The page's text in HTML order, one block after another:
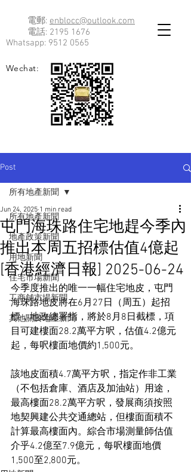
電郵: enblocc@outlook.com
電話: 2195 1676
Whatsapp: 9512 0565
Wechat:
Post
所有地產新聞
地產政策新聞
用地新聞
住宅市場新聞
工商舖市場新聞
其他關於地產新聞
所有地產新聞
屯門海珠路住宅地趕今季內
推出本周五招標估值4億起
[香港經濟日報] 2025-06-24
Jun 24, 2025 1 min read
今季度推出的唯一一幅住宅地皮，屯門
海珠路地皮將在6月27日（周五）起招
標，地政總署指，將於8月8日截標，項
目可建樓面28.2萬平方呎，估值4.2億元
起，每呎樓面地價約1,500元。
該地皮面積4.7萬平方呎，指定作非工業
（不包括倉庫、酒店及加油站）用途，
最高樓面28.2萬平方呎，發展商須按照
地契興建公共交通總站，但樓面面積不
計算最高樓面內。綜合市場測量師估值
介乎4.2億至7.9億元，每呎樓面地價
1,500至2,800元。